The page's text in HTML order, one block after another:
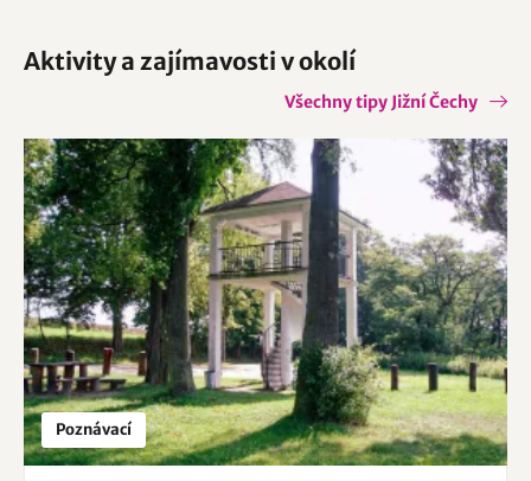
Aktivity a zajímavosti v okolí
Všechny tipy Jižní Čechy
Poznávací